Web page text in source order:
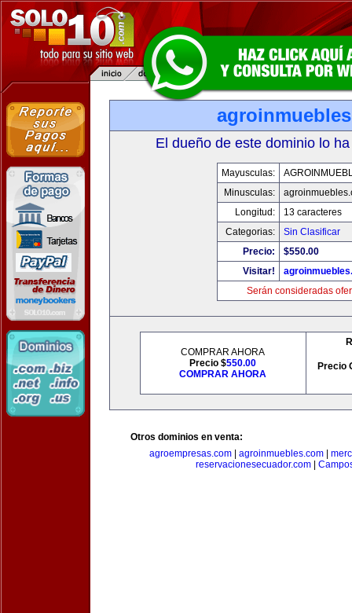
El dueño de este dominio lo
Mayusculas:
Minusculas:
Longitud:
13 caracteres
Categorias:
Sin Clasificar
Precio:
$550.00
Visitar!
Serán consideradas
COMPRAR AHORA
Precio $550.00
COMPRAR AHORA
Precio
Otros dominios en venta:
agroempresas.com| agroinmuebles.com|
reservacionesecuador.com